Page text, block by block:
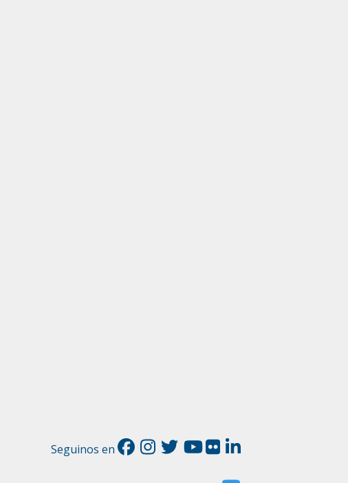
Seguinos en